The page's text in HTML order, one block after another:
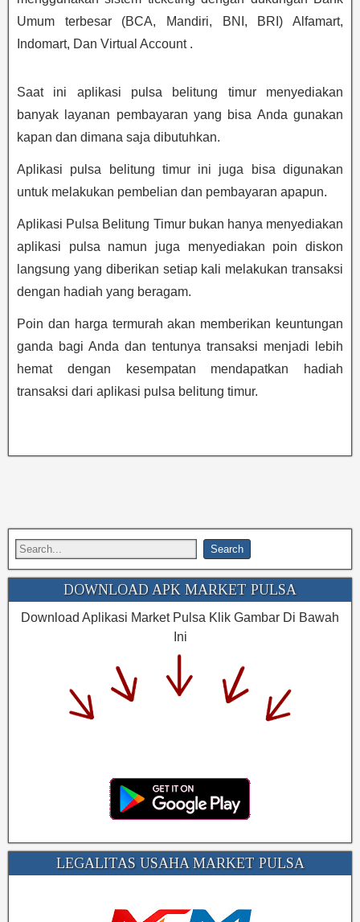
Umum terbesar (BCA, Mandiri, BNI, BRI) Alfamart,
Indomart, Dan Virtual Account .
Saat ini aplikasi pulsa belitung timur menyediakan
banyak layanan pembayaran yang bisa Anda gunakan
kapan dan dimana saja dibutuhkan.
Aplikasi pulsa belitung timur ini juga bisa digunakan
untuk melakukan pembelian dan pembayaran apapun.
Aplikasi Pulsa Belitung Timur bukan hanya menyediakan
aplikasi pulsa namun juga menyediakan poin diskon
langsung yang diberikan setiap kali melakukan transaksi
dengan hadiah yang beragam.
Poin dan harga termurah akan memberikan keuntungan
ganda bagi Anda dan tentunya transaksi menjadi lebih
hemat dengan kesempatan mendapatkan hadiah
transaksi dari aplikasi pulsa belitung timur.
DOWNLOAD APK MARKET PULSA
Download Aplikasi Market Pulsa Klik Gambar Di Bawah
Ini
LEGALITAS USAHA MARKET PULSA